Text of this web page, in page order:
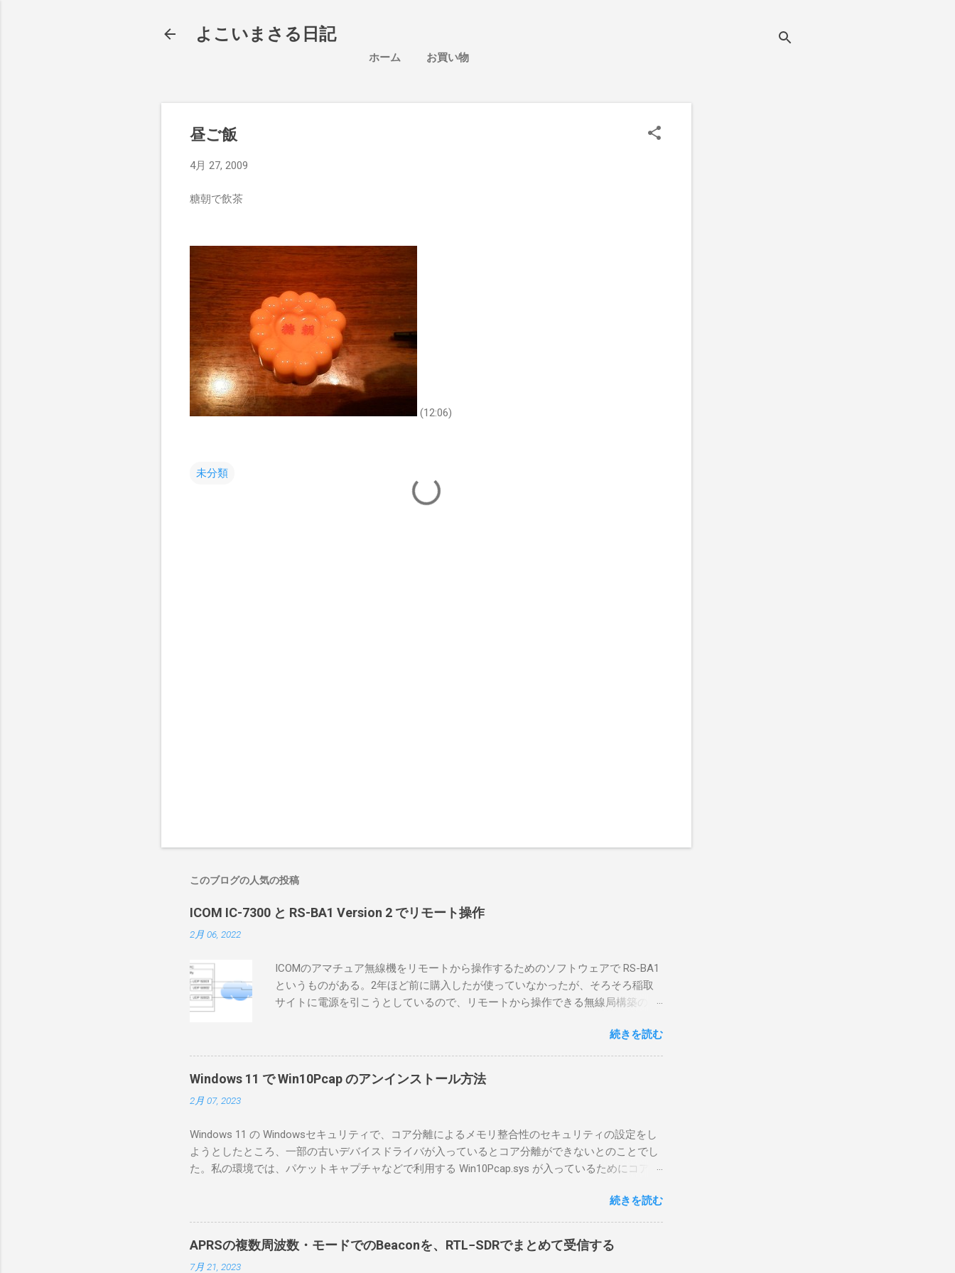
よこいまさる日記
ホーム お買い物
昼ご飯
4月 27, 2009
糖朝で飲茶
(12:06)
未分類
このブログの人気の投稿
ICOM IC-7300 と RS-BA1 Version 2 でリモート操作
2月 06, 2022
ICOMのアマチュア無線機をリモートから操作するためのソフトウェアで RS-BA1
というものがある。2年ほど前に購入したが使っていなかったが、そろそろ稲取
サイトに電源を引こうとしているので、リモートから操作できる無線局構築のた
ろうと思ったのだが、ちっともそんなに簡単につながらなかった。ということ
で、ハマリポイントを明示しながら、私なりの解説を書いてみる。 基本的な構成
RS-BA1を使う場合は、下記のこれらものが必要である ICOMの無線機。 今回は私
が持っているIC-7300を使う。 無線機側(サーバ側) のWindows PC。 今回はちょ
が少ないかなと思って。 操作側 (クライアント側) の Windows PC。 今回は手元
にあるマウスコンピュータのWindows 11が入ったPC 操作側で音声を使った交信
を行うならば、相応なマイクなど。 そして、リモート操作を行うソフトウェアで
私の理解した無線機からサーバPC、クライアントPCまでの流れはこの様になっ
ている。 無線機内では、USB Hubの先にUSB SerialとUSB Audio がつながってい
る。USB Serialは無線機のマイコンとつながり、CI-Vでのコマンドが交換でき
続きを読む
Windows 11 で Win10Pcap のアンインストール方法
2月 07, 2023
Windows 11 の Windowsセキュリティで、コア分離によるメモリ整合性のセキュリティの設定をし
ようとしたところ、一部の古いデバイスドライバが入っているとコア分離ができないとのことでし
た。私の環境では、パケットキャプチャなどで利用する Win10Pcap.sys が入っているためにコア分
ンストールできなかったので、どのように実行すればよいのか調べながら実施しました。結論とし
ては pnputil というコマンドを用いればよかったです。 まずは管理者権限でTerminalを実行しま
す。 Windows terminal をインストールした環境でしたので、PowerShellが起動しました。 適当
なファイルに、現在インストールされているドライバを書き出す。 pnputil /enum-drivers > inf.txt #
続きを読む
APRSの複数周波数・モードでのBeaconを、RTL−SDRでまとめて受信する
7月 21, 2023